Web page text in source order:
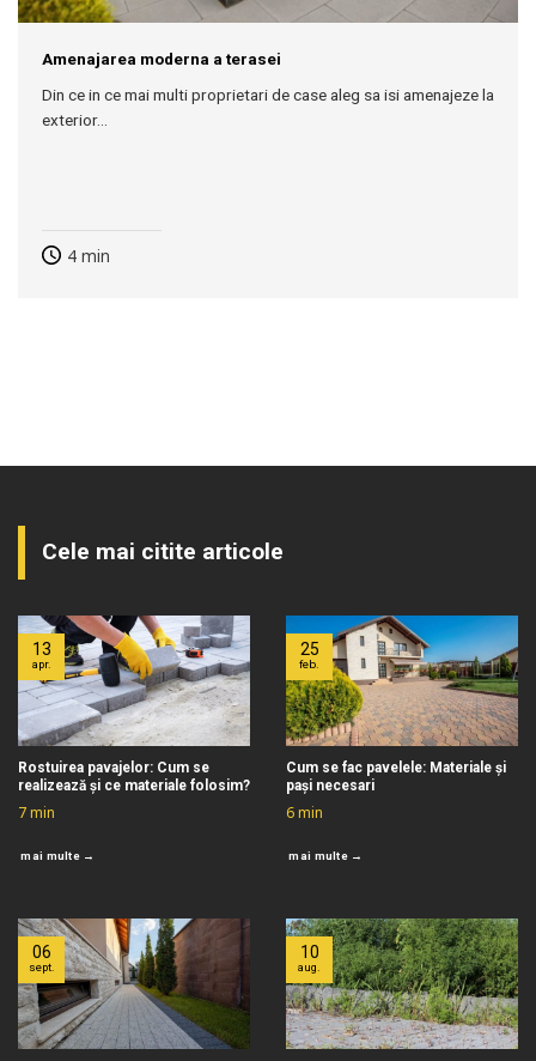
Amenajarea moderna a terasei
Din ce in ce mai multi proprietari de case aleg sa isi amenajeze la
exterior...
4 min
Cele mai citite articole
Rostuirea pavajelor: Cum se
realizează și ce materiale folosim?
7min
mai multe →
13
apr.
Cum se fac pavelele: Materiale și
pași necesari
6min
mai multe →
25
feb.
06
sept.
10
aug.